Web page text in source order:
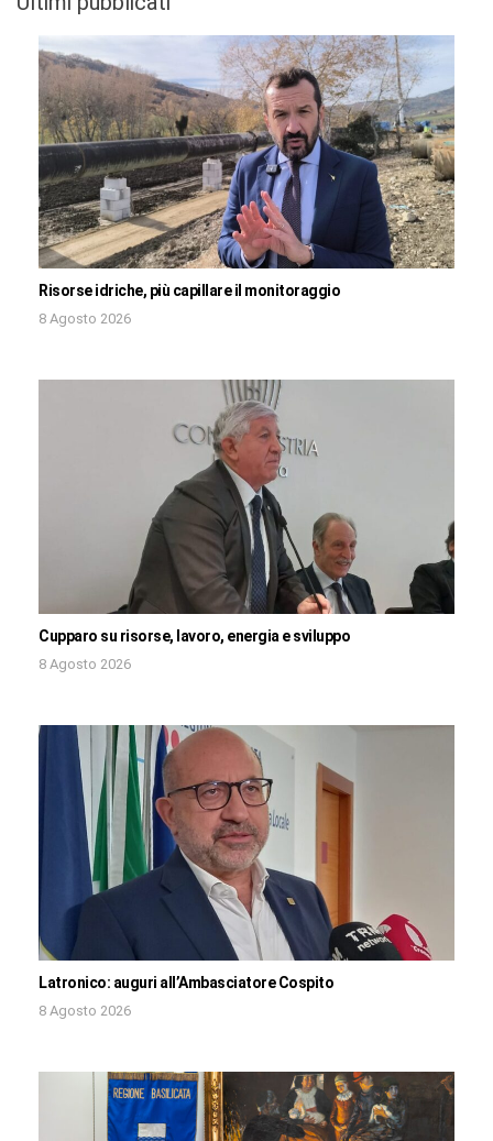
Risorse idriche, più capillare il monitoraggio
8 Agosto 2026
Cupparo su risorse, lavoro, energia e sviluppo
8 Agosto 2026
Latronico: auguri all’Ambasciatore Cospito
8 Agosto 2026